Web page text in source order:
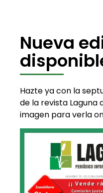
Nueva
Hazte ya con la
de la revista Laguna
imagen para verla